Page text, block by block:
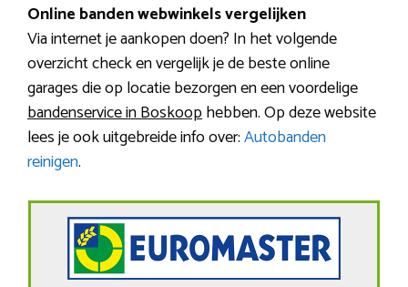
Online banden webwinkels vergelijken
Via internet je aankopen doen? In het volgende
overzicht check en vergelijk je de beste online
garages die op locatie bezorgen en een voordelige
bandenservice in Boskoophebben. Op deze website
lees je ook uitgebreide info over:Autobanden
reinigen.